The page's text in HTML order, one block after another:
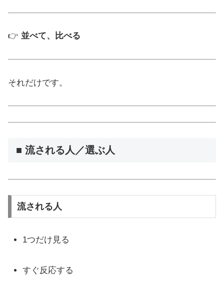
👉 並べて、比べる
それだけです。
■ 流される人／選ぶ人
流される人
1つだけ見る
すぐ反応する